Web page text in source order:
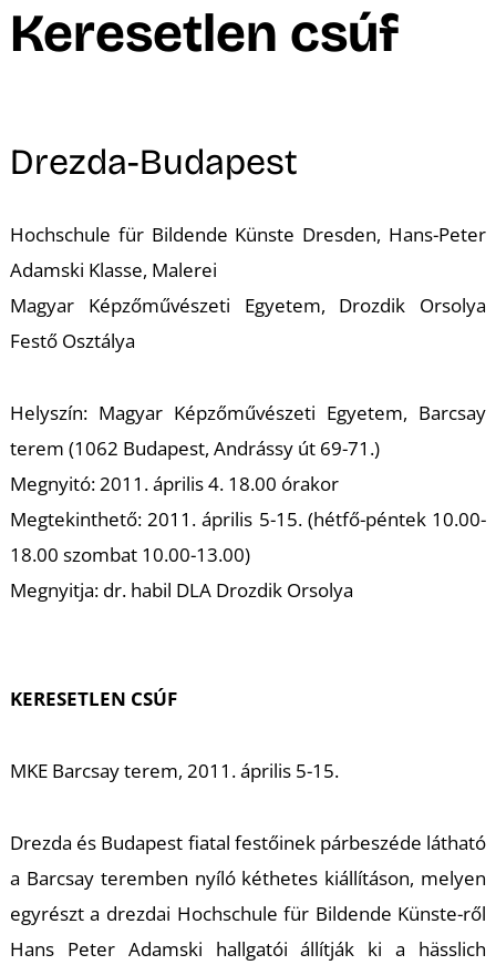
Keresetlen csúf
Drezda-Budapest
Hochschule für Bildende Künste Dresden, Hans-Peter
Adamski Klasse, Malerei
Magyar Képzőművészeti Egyetem, Drozdik Orsolya
Festő Osztálya
Helyszín: Magyar Képzőművészeti Egyetem, Barcsay
terem (1062 Budapest, Andrássy út 69-71.)
Megnyitó: 2011. április 4. 18.00 órakor
Megtekinthető: 2011. április 5-15. (hétfő-péntek 10.00-
18.00 szombat 10.00-13.00)
Megnyitja: dr. habil DLA Drozdik Orsolya
KERESETLEN CSÚF
MKE Barcsay terem, 2011. április 5-15.
Drezda és Budapest fiatal festőinek párbeszéde látható
a Barcsay teremben nyíló kéthetes kiállításon, melyen
egyrészt a drezdai Hochschule für Bildende Künste-ről
Hans Peter Adamski hallgatói állítják ki a hässlich